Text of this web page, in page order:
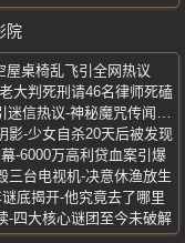
院
屋桌椅乱飞引全网热议
大判死刑请46名律师死磕
影-少女自杀20天后被发现
-6000万高利贷血案引爆
三台电视机-决意休渔放生
底揭开-他究竟去了哪里
-四大核心谜团至今未破解